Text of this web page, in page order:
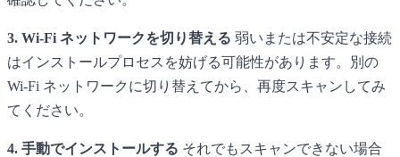
3. Wi-Fi ネットワークを切り替える 弱いまたは不安定な接続
はインストールプロセスを妨げる可能性があります。別の
Wi-Fi ネットワークに切り替えてから、再度スキャンしてみ
てください。
4. 手動でインストールする それでもスキャンできない場合